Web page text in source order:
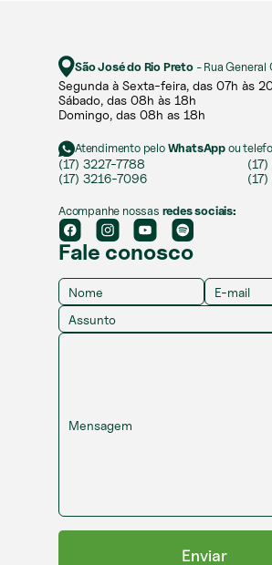
São José do Rio Preto- Rua General
Segunda à Sexta-feira, das 07h às
Sábado, das 08h às 18h ​
Domingo, das 08h as 18h
Atendimento peloWhatsAppou
(17) 3227-7788
(17) 3216-7096
Acompanhe nossas redes sociais:
Fale conosco